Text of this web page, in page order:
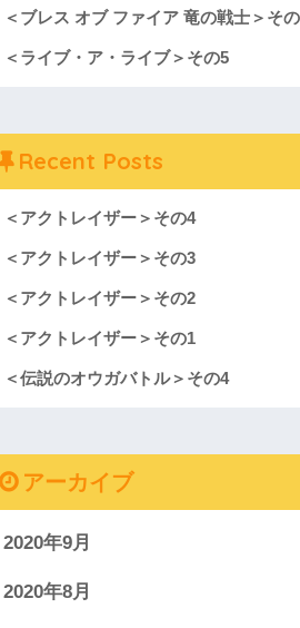
＜ブレス オブ ファイア 竜の戦士＞そ
＜ライブ・ア・ライブ＞その5
Recent Posts
＜アクトレイザー＞その4
＜アクトレイザー＞その3
＜アクトレイザー＞その2
＜アクトレイザー＞その1
＜伝説のオウガバトル＞その4
アーカイブ
2020年9月
2020年8月